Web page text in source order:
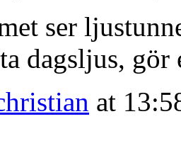
ser
dagsljus,
at